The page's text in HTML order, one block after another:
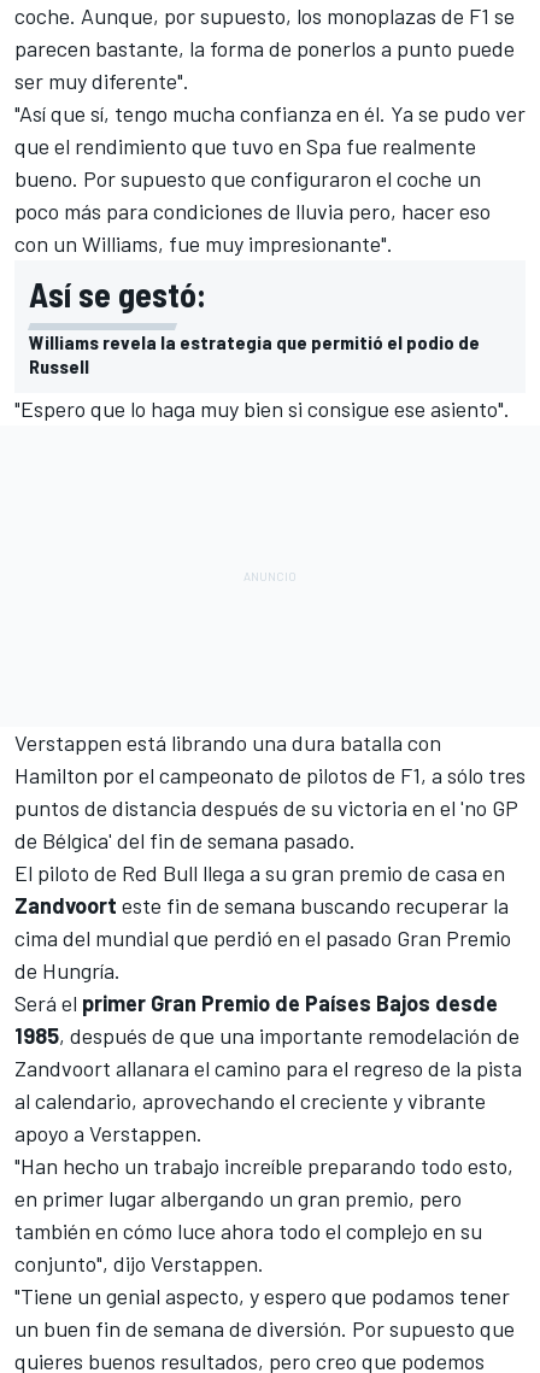
coche. Aunque, por supuesto, los monoplazas de F1 se
parecen bastante, la forma de ponerlos a punto puede
ser muy diferente".
"Así que sí, tengo mucha confianza en él. Ya se pudo ver
que el rendimiento que tuvo en Spa fue realmente
bueno. Por supuesto que configuraron el coche un
poco más para condiciones de lluvia pero, hacer eso
con un Williams, fue muy impresionante".
Así se gestó:
Williams revela la estrategia que permitió el podio de
Russell
"Espero que lo haga muy bien si consigue ese asiento".
Verstappen está librando una dura batalla con
Hamilton por el campeonato de pilotos de F1, a sólo tres
puntos de distancia después de su victoria en el 'no GP
de Bélgica' del fin de semana pasado.
El piloto de Red Bull llega a su gran premio de casa en
Zandvoort este fin de semana buscando recuperar la
cima del mundial que perdió en el pasado Gran Premio
de Hungría.
Será el primer Gran Premio de Países Bajos desde
1985, después de que una importante remodelación de
Zandvoort allanara el camino para el regreso de la pista
al calendario, aprovechando el creciente y vibrante
apoyo a Verstappen.
"Han hecho un trabajo increíble preparando todo esto,
en primer lugar albergando un gran premio, pero
también en cómo luce ahora todo el complejo en su
conjunto", dijo Verstappen.
"Tiene un genial aspecto, y espero que podamos tener
un buen fin de semana de diversión. Por supuesto que
quieres buenos resultados, pero creo que podemos